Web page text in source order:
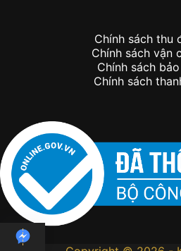
Chính sách thu
Chính sách vận
Chính sách
Chính sách